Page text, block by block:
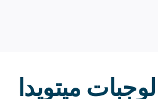
ميتويدا